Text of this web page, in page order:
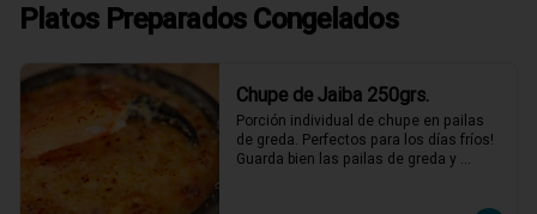
*El peso neto corresponde al producto
en su presentación completa, salsas o
Platos Preparados Congelados
Chupe de Jaiba 250grs.
Porción individual de chupe en pailas
de greda. Perfectos para los días fríos!
Guarda bien las pailas de greda y